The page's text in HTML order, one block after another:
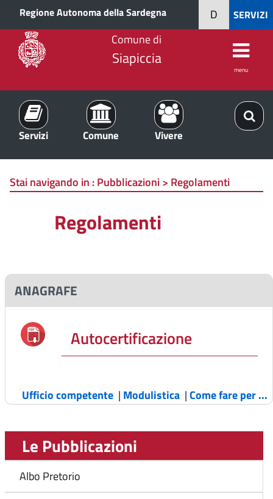
Regione Autonoma della Sardegna SERVIZI
D
Comune di
Siapiccia
menu
Servizi Comune Vivere
Stai navigando in :Pubblicazioni > Regolamenti
Regolamenti
ANAGRAFE
Autocertificazione
Ufficio competente | Modulistica |Come fare per ...
Le Pubblicazioni
Albo Pretorio